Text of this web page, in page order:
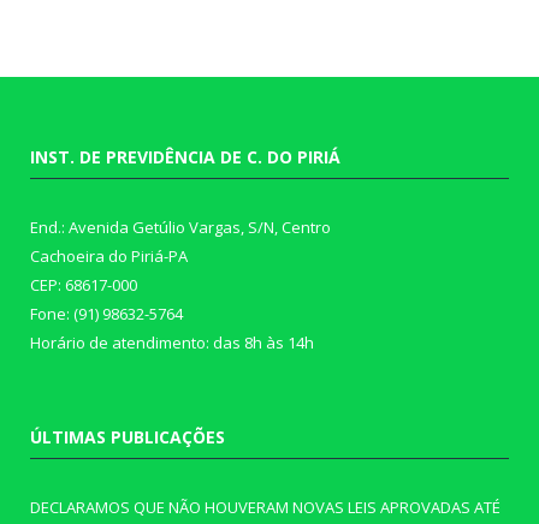
INST. DE PREVIDÊNCIA DE C. DO PIRIÁ
End.: Avenida Getúlio Vargas, S/N, Centro
Cachoeira do Piriá-PA
CEP: 68617-000
Fone: (91) 98632-5764
Horário de atendimento: das 8h às 14h
ÚLTIMAS PUBLICAÇÕES
DECLARAMOS QUE NÃO HOUVERAM NOVAS LEIS APROVADAS ATÉ